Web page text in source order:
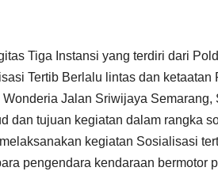
Tiga Instansi yang terdiri dari
Tertib Berlalu lintas dan
Jalan Sriwijaya Semarang,
dan tujuan kegiatan dalam rangka
kegiatan Sosialisasi
pengendara kendaraan bermotor